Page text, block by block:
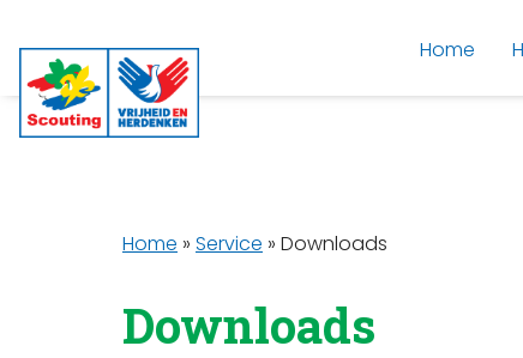
Home
Home » Service » Downloads
Downloads